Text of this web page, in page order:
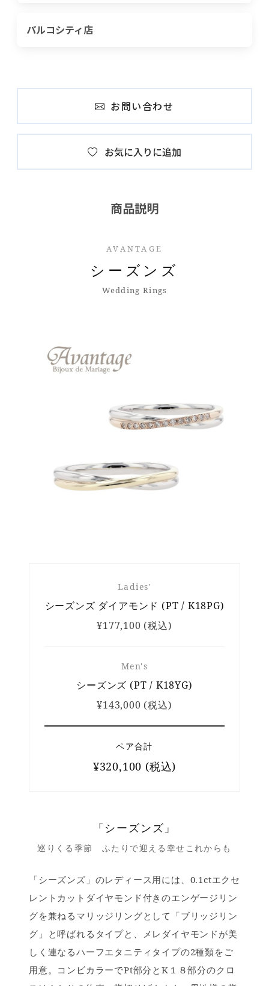
パルコシティ店
お問い合わせ
お気に入りに追加
商品説明
AVANTAGE
シーズンズ
Wedding Rings
Ladies'
シーズンズ ダイアモンド (PT / K18PG)
¥177,100 (税込)
Men's
シーズンズ (PT / K18YG)
¥143,000 (税込)
ペア合計
¥320,100 (税込)
「シーズンズ」
巡りくる季節 ふたりで迎える幸せこれからも
「シーズンズ」のレディース用には、0.1ctエクセ
レントカットダイヤモンド付きのエンゲージリン
グを兼ねるマリッジリングとして「ブリッジリン
グ」と呼ばれるタイプと、メレダイヤモンドが美
しく連なるハーフエタニティタイプの2種類をご
用意。コンビカラーでPt部分とK１８部分のクロ